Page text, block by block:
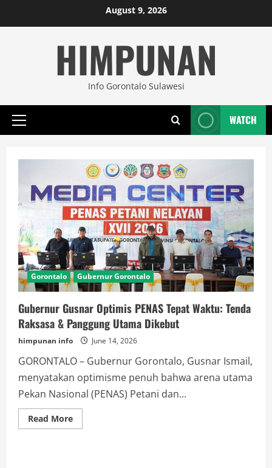
to
August 9, 2026
HIMPUNAN
Info Gorontalo Sulawesi
Primary
WATCH
Gorontalo Gubernur Gorontalo
Gubernur Gusnar Optimis PENAS Tepat Waktu: Tenda
Raksasa & Panggung Utama Dikebut
himpunan info June 14, 2026
GORONTALO – Gubernur Gorontalo, Gusnar Ismail,
menyatakan optimisme penuh bahwa arena utama
Pekan Nasional (PENAS) Petani dan...
Read MoreRead
more